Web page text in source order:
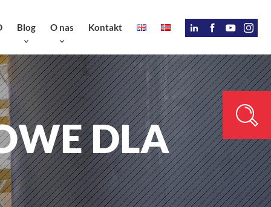
Blog O nas Kontakt
DLA